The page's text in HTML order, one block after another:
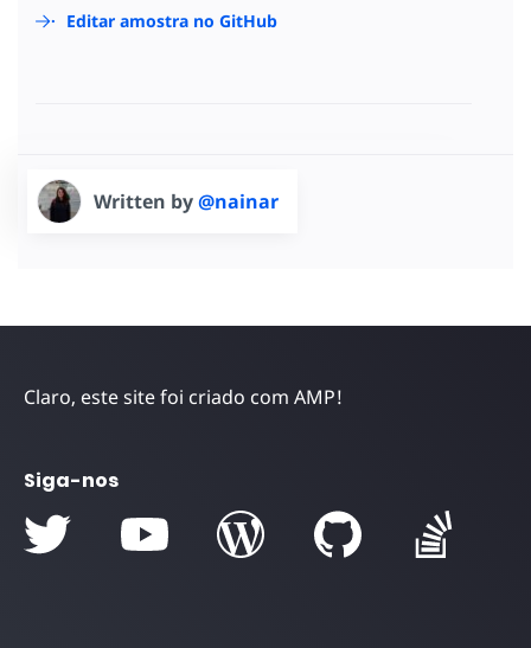
Editar amostra no GitHub
Written by@nainar
Claro, este site foi criado com AMP!
Siga-nos